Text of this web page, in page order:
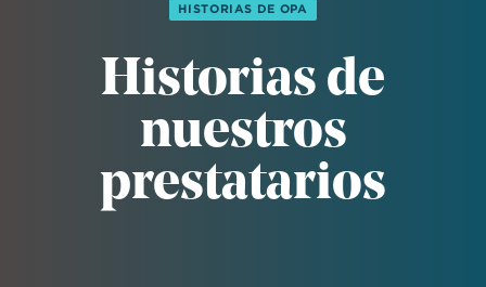
HISTORIAS DE OPA
Historias de
nuestros
prestatarios